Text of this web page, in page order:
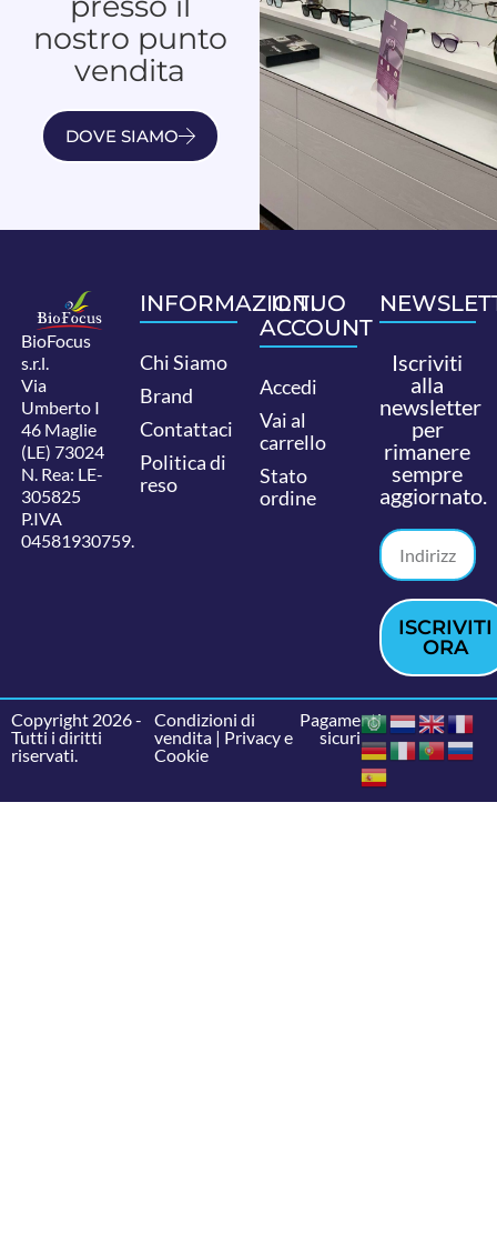
nostro punto
vendita
DOVE SIAMO
BioFocus
s.r.l.
Via
Umberto I
46 Maglie
(LE) 73024
N. Rea: LE-
305825
P.IVA
04581930759.
INFORMAZIONI
Chi Siamo
Brand
Contattaci
Politica di
reso
IL TUO
ACCOUNT
Accedi
Vai al
carrello
Stato
ordine
Iscriviti
alla
newsletter
per
rimanere
sempre
aggiornato.
ISCRIVITI
ORA
Copyright 2026 -
Tutti i diritti
riservati.
Condizioni di
vendita| Privacy e
Cookie
Pagamenti
sicuri